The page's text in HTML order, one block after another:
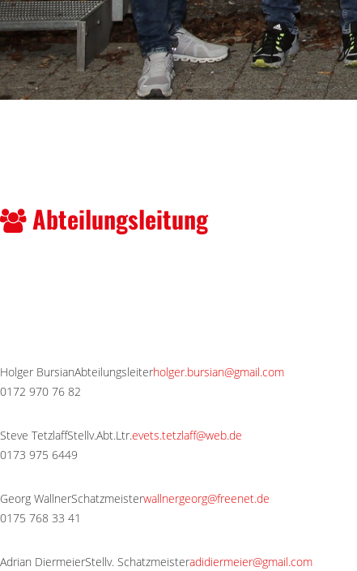
Abteilungsleitung
Holger BursianAbteilungsleiterholger.bursian@gmail.com
0172 970 76 82
Steve TetzlaffStellv.Abt.Ltr.evets.tetzlaff@web.de
0173 975 6449
Georg WallnerSchatzmeisterwallnergeorg@freenet.de
0175 768 33 41
Adrian DiermeierStellv. Schatzmeisteradidiermeier@gmail.com